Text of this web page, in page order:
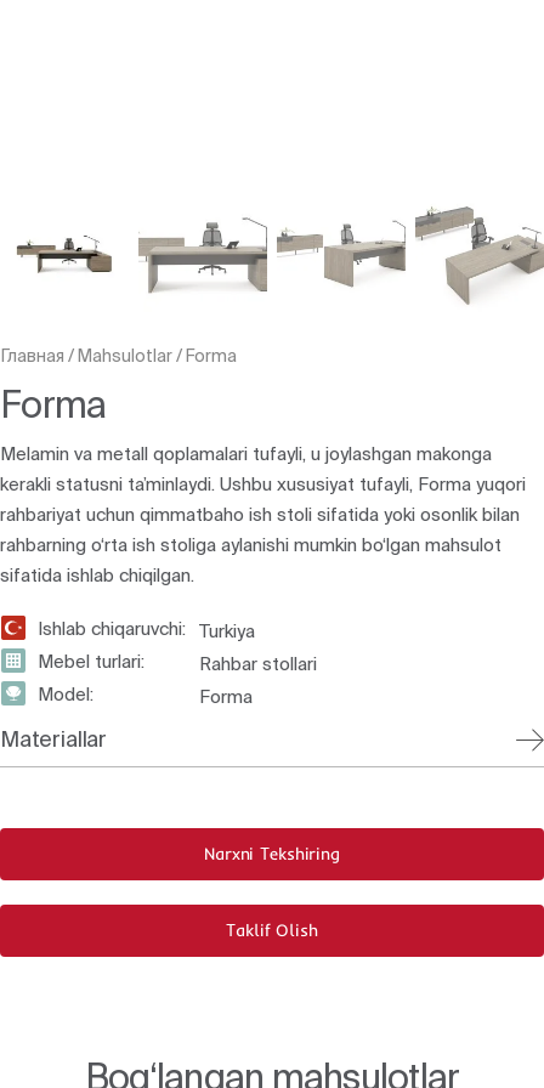
Главная / Mahsulotlar/ Forma
Forma
Melamin va metall qoplamalari tufayli, u joylashgan makonga
kerakli statusni ta’minlaydi. Ushbu xususiyat tufayli, Forma yuqori
rahbariyat uchun qimmatbaho ish stoli sifatida yoki osonlik bilan
rahbarning o‘rta ish stoliga aylanishi mumkin bo‘lgan mahsulot
sifatida ishlab chiqilgan.
Ishlab chiqaruvchi:
Turkiya
Mebel turlari:
Rahbar stollari
Model:
Forma
Materiallar
Narxni Tekshiring
Taklif Olish
Bog‘langan mahsulotlar